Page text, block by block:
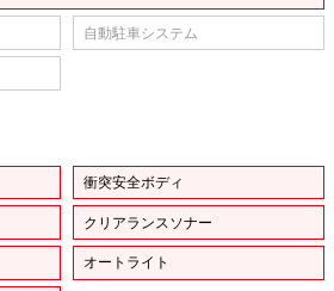
自動駐車システム
衝突安全ボディ
クリアランスソナー
オートライト